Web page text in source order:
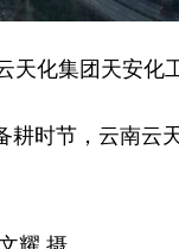
化集团天安化工
时节，云南云天
耀 摄